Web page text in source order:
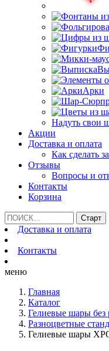
Арки
Надуть свои
Акции
Доставка и оплата
Как сделать
Отзывы
Вопросы и
Контакты
Корзина
Доставка и оплата
Контакты
меню
Главная
Каталог
Гелиевые шары без
Разноцветные
Гелиевые шары